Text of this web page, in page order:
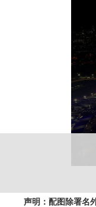
声明：配图除署名